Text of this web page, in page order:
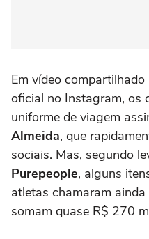
Em vídeo compartilhado
oficial no Instagram, os
uniforme de viagem
Almeida, que
sociais. Mas, segundo
Purepeople, alguns
atletas chamaram
somam quase R$ 270